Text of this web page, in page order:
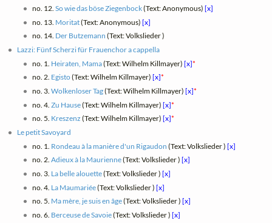
no. 12. So wie das böse Ziegenbock(Text: Anonymous) [x]
no. 13. Moritat(Text: Anonymous) [x]
no. 14. Der Butzemann (Text: Volkslieder )
Lazzi: Fünf Scherzi für Frauenchor a cappella
no. 1. Heiraten, Mama(Text: Wilhelm Killmayer) [x]*
no. 2. Egisto(Text: Wilhelm Killmayer) [x]*
no. 3. Wolkenloser Tag(Text: Wilhelm Killmayer) [x]*
no. 4. Zu Hause(Text: Wilhelm Killmayer) [x]*
no. 5. Kreszenz (Text: Wilhelm Killmayer) [x]*
Le petit Savoyard
no. 1. Rondeau à la manière d'un Rigaudon (Text: Volkslieder ) [x]
no. 2. Adieux à la Maurienne(Text: Volkslieder ) [x]
no. 3. La belle alouette(Text: Volkslieder ) [x]
no. 4. La Maumariée(Text: Volkslieder ) [x]
no. 5. Ma mère, je suis en âge(Text: Volkslieder ) [x]
no. 6. Berceuse de Savoie(Text: Volkslieder ) [x]